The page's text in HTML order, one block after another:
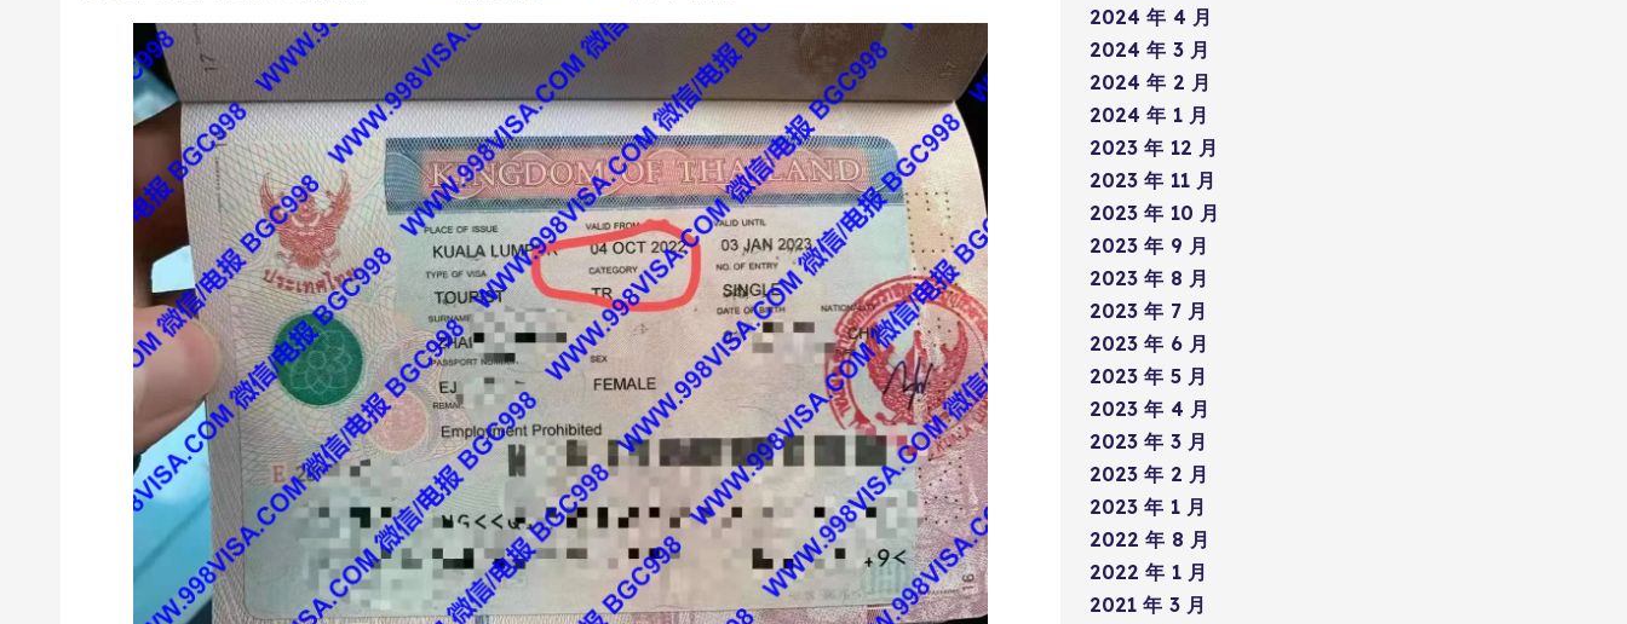
2024 年 4 月
2024 年 3 月
2024 年 2 月
2024 年 1 月
2023 年 12 月
2023 年 11 月
2023 年 10 月
2023 年 9 月
2023 年 8 月
2023 年 7 月
2023 年 6 月
2023 年 5 月
2023 年 4 月
2023 年 3 月
2023 年 2 月
2023 年 1 月
2022 年 8 月
2022 年 1 月
2021 年 3 月